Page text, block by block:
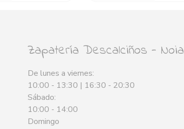
Zapatería Descalciños - Noia
De lunes a viernes:
10:00 - 13:30 | 16:30 - 20:30
Sábado:
10:00 - 14:00
Domingo